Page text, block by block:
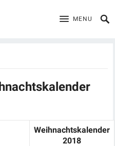
MENU
Weihnachtskalender
2018